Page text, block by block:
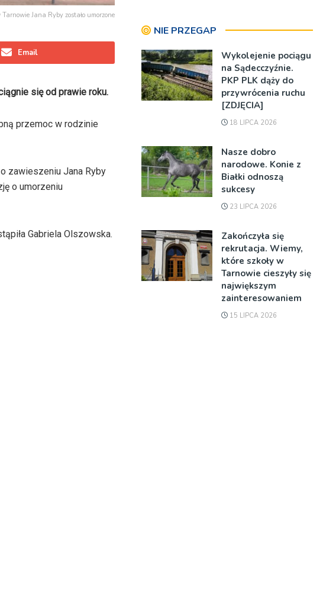
Jana Ryby zostało umorzone
Email
się od prawie roku.
przemoc w rodzinie
zawieszeniu Jana Ryby
o umorzeniu
Gabriela Olszowska.
NIE PRZEGAP
Wykolejenie pociągu
na Sądecczyźnie.
PKP PLK dąży do
przywrócenia ruchu
[ZDJĘCIA]
18 LIPCA 2026
Nasze dobro
narodowe. Konie z
Białki odnoszą
sukcesy
23 LIPCA 2026
Zakończyła się
rekrutacja. Wiemy,
które szkoły w
Tarnowie cieszyły się
największym
zainteresowaniem
15 LIPCA 2026